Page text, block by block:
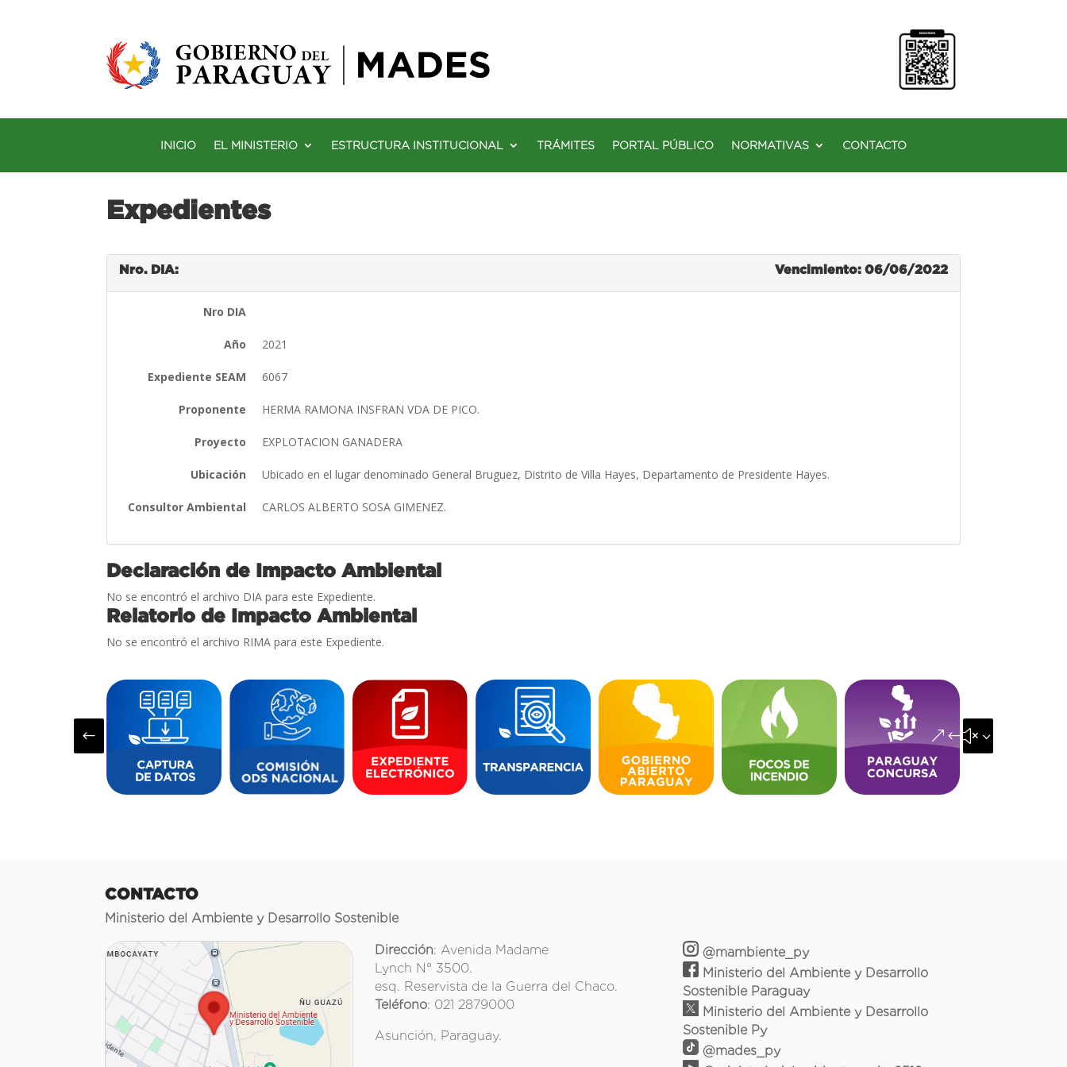
INICIO EL MINISTERIO ESTRUCTURA INSTITUCIONAL TRÁMITES PORTAL PÚBLICO NORMATIVAS CONTACTO
Expedientes
Nro. DIA: Vencimiento: 06/06/2022
Nro DIA
Año 2021
Expediente SEAM 6067
Proponente HERMA RAMONA INSFRAN VDA DE PICO.
Proyecto EXPLOTACION GANADERA
Ubicación Ubicado en el lugar denominado General Bruguez, Distrito de Villa Hayes, Departamento de Presidente Hayes.
Consultor Ambiental CARLOS ALBERTO SOSA GIMENEZ.
Declaración de Impacto Ambiental
No se encontró el archivo DIA para este Expediente.
Relatorio de Impacto Ambiental
No se encontró el archivo RIMA para este Expediente.
# &#x35;
CONTACTO
Ministerio del Ambiente y Desarrollo Sostenible
Dirección: Avenida Madame
Lynch N° 3500.
esq. Reservista de la Guerra del Chaco.
Teléfono: 021 2879000
Asunción, Paraguay.
@mambiente_py
Ministerio del Ambiente y Desarrollo
Sostenible Paraguay
Ministerio del Ambiente y Desarrollo
Sostenible Py
@mades_py